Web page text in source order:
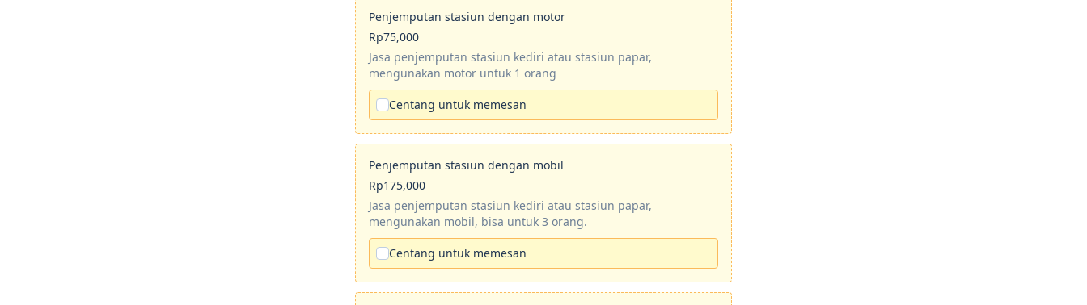
Penjemputan stasiun dengan motor
Rp75,000
Jasa penjemputan stasiun kediri atau stasiun papar,
mengunakan motor untuk 1 orang
Centang untuk memesan
Penjemputan stasiun dengan mobil
Rp175,000
Jasa penjemputan stasiun kediri atau stasiun papar,
mengunakan mobil, bisa untuk 3 orang.
Centang untuk memesan